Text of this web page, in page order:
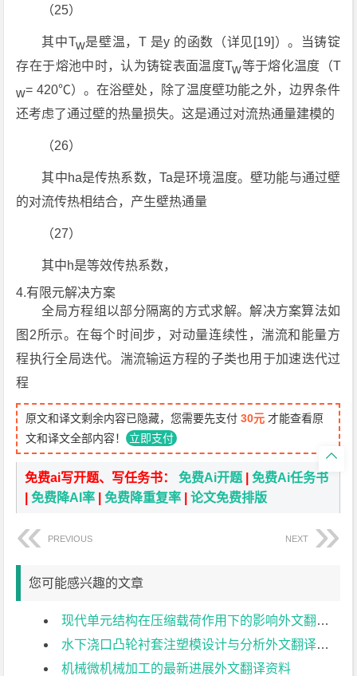
（25）
其中Tw是壁温，T 是y 的函数（详见[19]）。当铸锭
存在于熔池中时，认为铸锭表面温度Tw等于熔化温度（T
w= 420℃）。在浴壁处，除了温度壁功能之外，边界条件
还考虑了通过壁的热量损失。这是通过对流热通量建模的
（26）
其中ha是传热系数，Ta是环境温度。壁功能与通过壁
的对流传热相结合，产生壁热通量
（27）
其中h是等效传热系数，
4.有限元解决方案
全局方程组以部分隔离的方式求解。解决方案算法如
图2所示。在每个时间步，对动量连续性，湍流和能量方
程执行全局迭代。湍流输运方程的子类也用于加速迭代过
程
原文和译文剩余内容已隐藏，您需要先支付30元 才能查看原
文和译文全部内容！ 立即支付
免费ai写开题、写任务书：免费Ai开题 |免费Ai任务书
|免费降AI率 |免费降重复率 |论文免费排版
PREVIOUS NEXT
您可能感兴趣的文章
现代单元结构在压缩载荷作用下的影响外文翻译资料
水下浇口凸轮衬套注塑模设计与分析外文翻译资料
机械微机械加工的最新进展外文翻译资料
